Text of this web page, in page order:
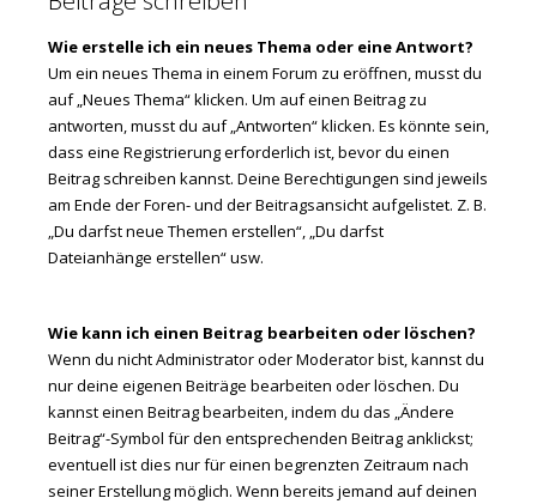
Wie erstelle ich ein neues Thema oder eine Antwort?
Um ein neues Thema in einem Forum zu eröffnen, musst du
auf „Neues Thema“ klicken. Um auf einen Beitrag zu
antworten, musst du auf „Antworten“ klicken. Es könnte sein,
dass eine Registrierung erforderlich ist, bevor du einen
Beitrag schreiben kannst. Deine Berechtigungen sind jeweils
am Ende der Foren- und der Beitragsansicht aufgelistet. Z. B.
„Du darfst neue Themen erstellen“, „Du darfst
Dateianhänge erstellen“ usw.
Wie kann ich einen Beitrag bearbeiten oder löschen?
Wenn du nicht Administrator oder Moderator bist, kannst du
nur deine eigenen Beiträge bearbeiten oder löschen. Du
kannst einen Beitrag bearbeiten, indem du das „Ändere
Beitrag“-Symbol für den entsprechenden Beitrag anklickst;
eventuell ist dies nur für einen begrenzten Zeitraum nach
seiner Erstellung möglich. Wenn bereits jemand auf deinen